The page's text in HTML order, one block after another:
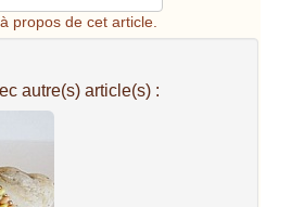
propos de cet article.
autre(s) article(s) :